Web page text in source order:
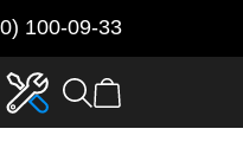
100-09-33